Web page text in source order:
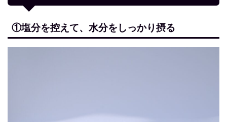
①塩分を控えて、水分をしっかり摂る